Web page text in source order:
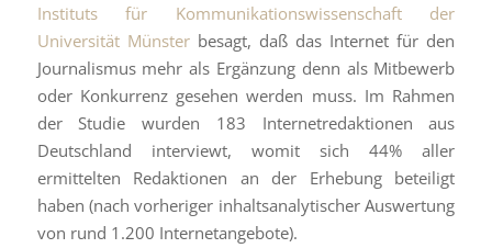
Instituts für Kommunikationswissenschaft der
Universität Münsterbesagt, daß das Internet für den
Journalismus mehr als Ergänzung denn als Mitbewerb
oder Konkurrenz gesehen werden muss. Im Rahmen
der Studie wurden 183 Internetredaktionen aus
Deutschland interviewt, womit sich 44% aller
ermittelten Redaktionen an der Erhebung beteiligt
haben (nach vorheriger inhaltsanalytischer Auswertung
von rund 1.200 Internetangebote).